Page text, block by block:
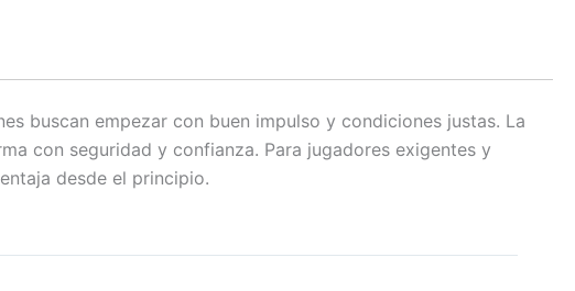
buscan empezar con buen impulso y condiciones justas. La
con seguridad y confianza. Para jugadores exigentes y
desde el principio.